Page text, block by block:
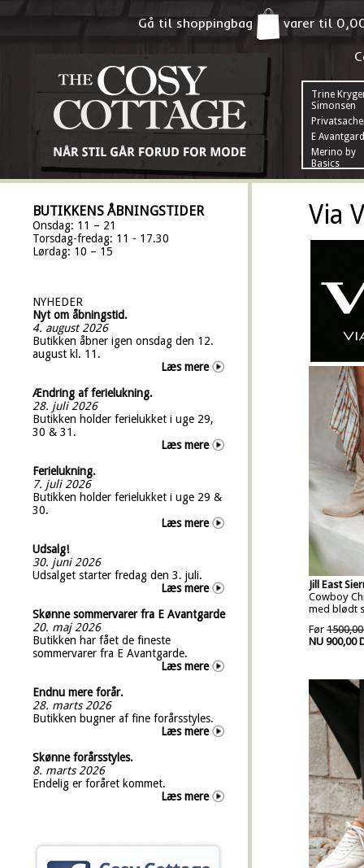
Gå til shoppingbag varer til
Trine
Simonsen
E
Merino by
Basics
BUTIKKENS ÅBNINGSTIDER
Onsdag: 11 – 21
Torsdag-fredag: 11 - 17.30
Lørdag: 10 – 15
NYHEDER
Nyt om åbningstid.
4. august 2026
Butikken åbner igen onsdag den 12.
august kl. 11.
Læs mere
Ændring af ferielukning.
28. juli 2026
Butikken holder ferielukket i uge 29,
30 & 31.
Læs mere
Ferielukning.
7. juli 2026
Butikken holder ferielukket i uge 29 &
30.
Læs mere
Udsalg!
30. juni 2026
Udsalget starter fredag den 3. juli.
Læs mere
Skønne sommervarer fra E Avantgarde
20. maj 2026
Butikken har fået de fineste
sommervarer fra E Avantgarde.
Læs mere
Endnu mere forår.
28. marts 2026
Butikken bugner af fine forårsstyles.
Læs mere
Skønne forårsstyles.
8. marts 2026
Endelig er foråret kommet.
Læs mere
Via
Jill East
Cowboy
med blødt
Før 1500,00
NU 900,00